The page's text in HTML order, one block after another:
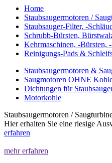
Home
Staubsaugermotoren /
Staubsauger-Filter, -
Schrubb-Bürsten,
Kehrmaschinen, -Bürsten,
Reinigungs-Pads &
Staubsaugermotoren &
Saugmotoren OHNE
Dichtungen für
Motorkohle
Staubsaugermotoren /
Hier erhalten Sie eine riesige
erfahren
mehr erfahren